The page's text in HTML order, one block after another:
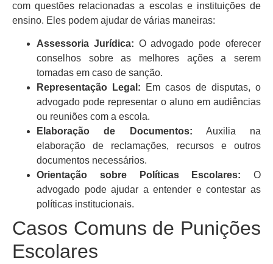
com questões relacionadas a escolas e instituições de
ensino. Eles podem ajudar de várias maneiras:
Assessoria Jurídica: O advogado pode oferecer
conselhos sobre as melhores ações a serem
tomadas em caso de sanção.
Representação Legal: Em casos de disputas, o
advogado pode representar o aluno em audiências
ou reuniões com a escola.
Elaboração de Documentos: Auxilia na
elaboração de reclamações, recursos e outros
documentos necessários.
Orientação sobre Políticas Escolares: O
advogado pode ajudar a entender e contestar as
políticas institucionais.
Casos Comuns de Punições
Escolares